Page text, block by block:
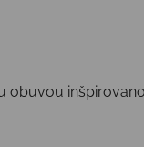
obuvou